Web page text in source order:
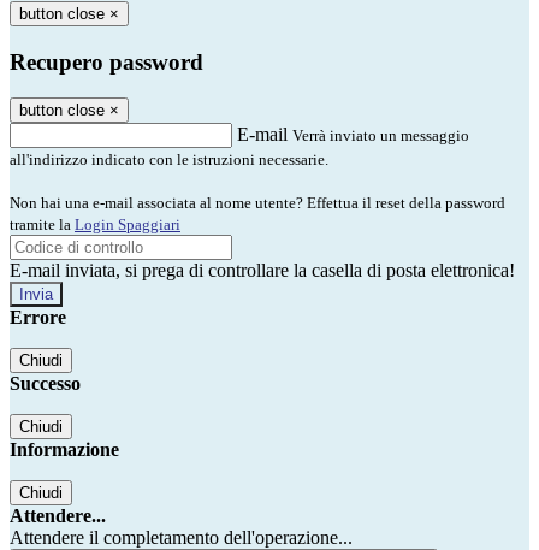
button close ×
Recupero password
button close ×
E-mail Verrà inviato un messaggio
all'indirizzo indicato con le istruzioni necessarie.
Non hai una e-mail associata al nome utente? Effettua il reset della password
tramite la Login Spaggiari
E-mail inviata, si prega di controllare la casella di posta elettronica!
Errore
Chiudi
Successo
Chiudi
Informazione
Chiudi
Attendere...
Attendere il completamento dell'operazione...